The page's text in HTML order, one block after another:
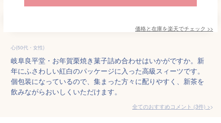
価格と在庫を楽天でチェック >>
心(50代・女性)
岐阜良平堂・お年賀栗焼き菓子詰め合わせはいかがですか。新
年にふさわしい紅白のパッケージに入った高級スィーツです。
個包装になっているので、集まった方々に配りやすく、新茶を
飲みながらおいしくいただけます。
全てのおすすめコメント (3件) >